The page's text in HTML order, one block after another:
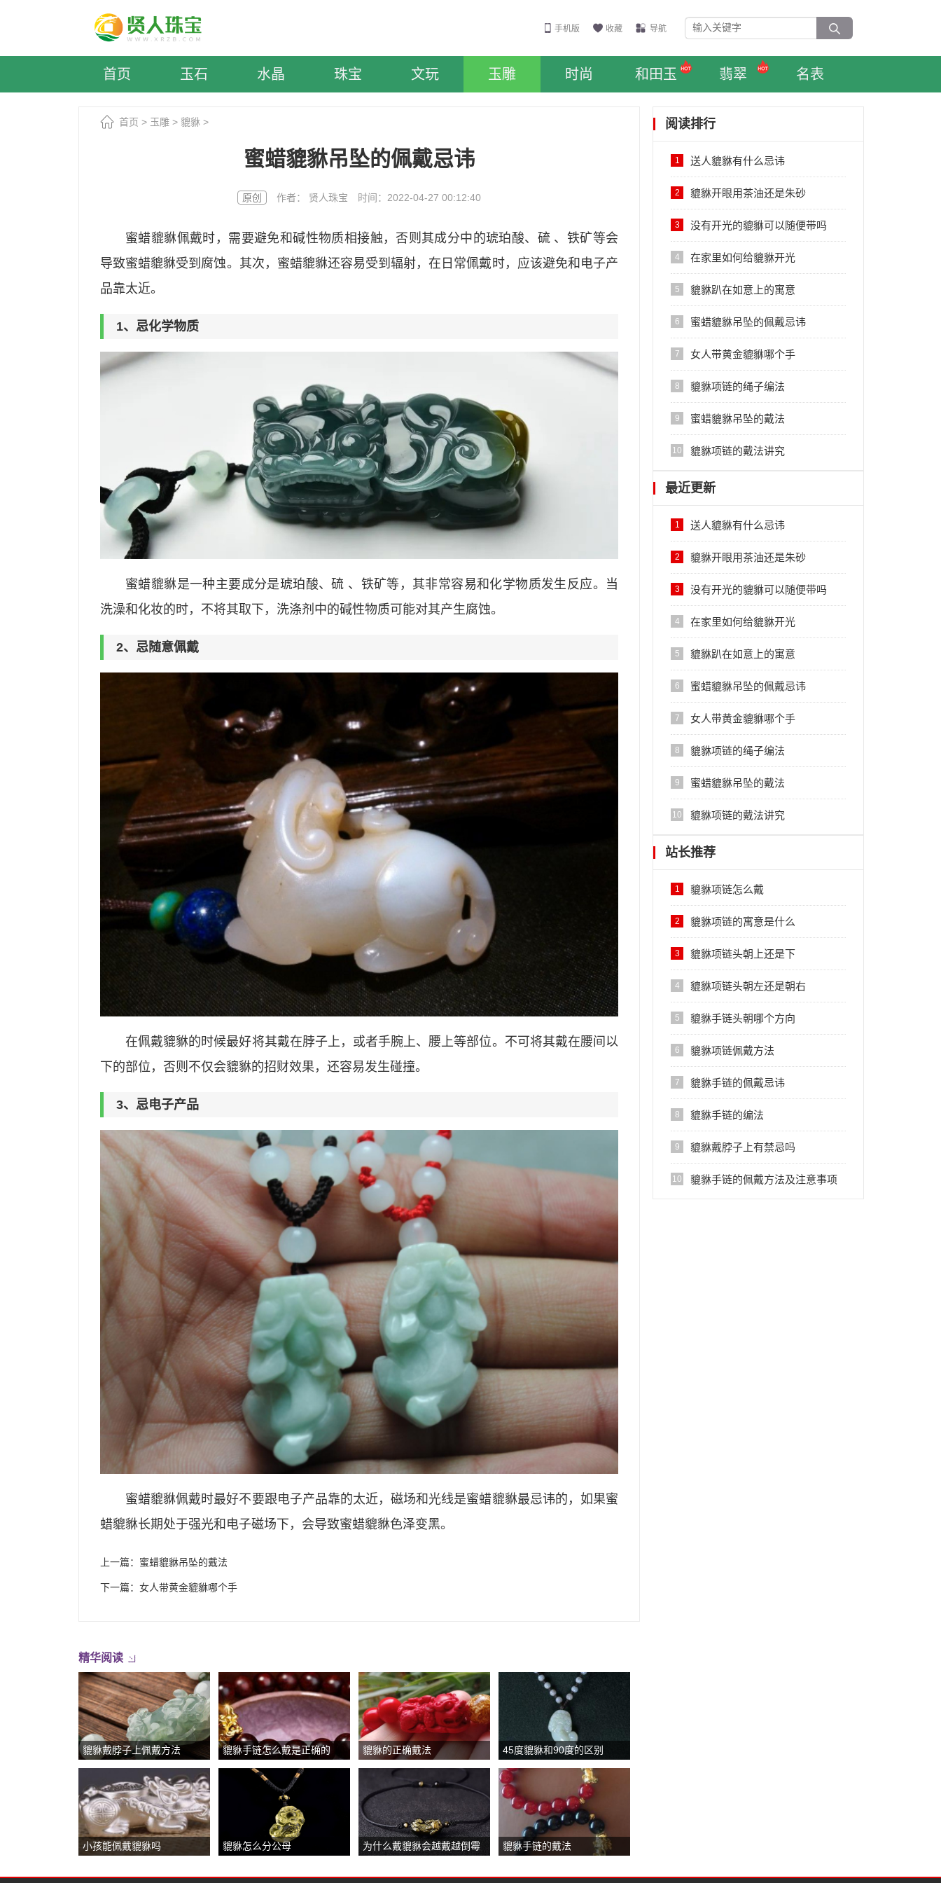
手机版 收藏 导航
首页 玉石 水晶 珠宝 文玩 玉雕 时尚 和田玉 翡翠 名表
首页 > 玉雕 > 貔貅 >
蜜蜡貔貅吊坠的佩戴忌讳
原创 作者： 贤人珠宝 时间：2022-04-27 00:12:40
蜜蜡貔貅佩戴时，需要避免和碱性物质相接触，否则其成分中的琥珀酸、硫 、铁矿等会
导致蜜蜡貔貅受到腐蚀。其次，蜜蜡貔貅还容易受到辐射，在日常佩戴时，应该避免和电子产
品靠太近。
1、忌化学物质
蜜蜡貔貅是一种主要成分是琥珀酸、硫 、铁矿等，其非常容易和化学物质发生反应。当
洗澡和化妆的时，不将其取下，洗涤剂中的碱性物质可能对其产生腐蚀。
2、忌随意佩戴
在佩戴貔貅的时候最好将其戴在脖子上，或者手腕上、腰上等部位。不可将其戴在腰间以
下的部位，否则不仅会貔貅的招财效果，还容易发生碰撞。
3、忌电子产品
蜜蜡貔貅佩戴时最好不要跟电子产品靠的太近，磁场和光线是蜜蜡貔貅最忌讳的，如果蜜
蜡貔貅长期处于强光和电子磁场下，会导致蜜蜡貔貅色泽变黑。
上一篇： 蜜蜡貔貅吊坠的戴法
下一篇： 女人带黄金貔貅哪个手
精华阅读
貔貅戴脖子上佩戴方法 貔貅手链怎么戴是正确的 貔貅的正确戴法 45度貔貅和90度的区别
小孩能佩戴貔貅吗 貔貅怎么分公母 为什么戴貔貅会越戴越倒霉 貔貅手链的戴法
阅读排行
1 送人貔貅有什么忌讳
2 貔貅开眼用茶油还是朱砂
3 没有开光的貔貅可以随便带吗
4 在家里如何给貔貅开光
5 貔貅趴在如意上的寓意
6 蜜蜡貔貅吊坠的佩戴忌讳
7 女人带黄金貔貅哪个手
8 貔貅项链的绳子编法
9 蜜蜡貔貅吊坠的戴法
10 貔貅项链的戴法讲究
最近更新
1 送人貔貅有什么忌讳
2 貔貅开眼用茶油还是朱砂
3 没有开光的貔貅可以随便带吗
4 在家里如何给貔貅开光
5 貔貅趴在如意上的寓意
6 蜜蜡貔貅吊坠的佩戴忌讳
7 女人带黄金貔貅哪个手
8 貔貅项链的绳子编法
9 蜜蜡貔貅吊坠的戴法
10 貔貅项链的戴法讲究
站长推荐
1 貔貅项链怎么戴
2 貔貅项链的寓意是什么
3 貔貅项链头朝上还是下
4 貔貅项链头朝左还是朝右
5 貔貅手链头朝哪个方向
6 貔貅项链佩戴方法
7 貔貅手链的佩戴忌讳
8 貔貅手链的编法
9 貔貅戴脖子上有禁忌吗
10 貔貅手链的佩戴方法及注意事项